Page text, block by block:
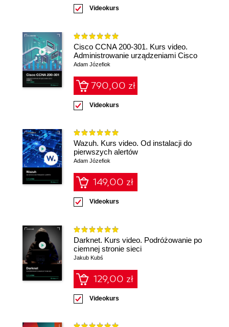
Videokurs
Cisco CCNA 200-301. Kurs video.
Administrowanie urządzeniami Cisco
Adam Józefiok
790,00 zł
Videokurs
Wazuh. Kurs video. Od instalacji do
pierwszych alertów
Adam Józefiok
149,00 zł
Videokurs
Darknet. Kurs video. Podróżowanie po
ciemnej stronie sieci
Jakub Kubś
129,00 zł
Videokurs